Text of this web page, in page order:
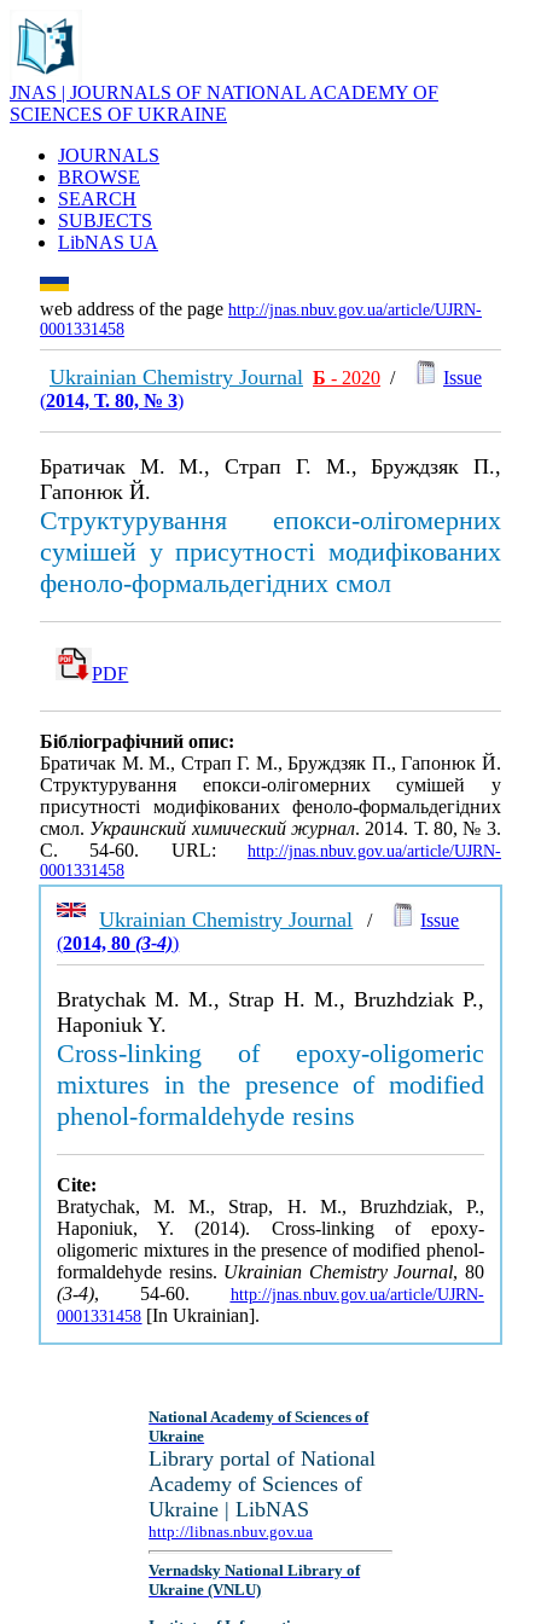
JNAS | JOURNALS OF NATIONAL ACADEMY OF
SCIENCES OF UKRAINE
JOURNALS
BROWSE
SEARCH
SUBJECTS
LibNAS UA
web address of the page http://jnas.nbuv.gov.ua/article/UJRN-
0001331458
Ukrainian Chemistry Journal Б - 2020 /
Issue
(2014, Т. 80, № 3)
Братичак М. М., Страп Г. М., Бруждзяк П.,
Гапонюк Й.
Структурування епокси-олігомерних
сумішей у присутності модифікованих
феноло-формальдегідних смол
PDF
Бібліографічний опис:
Братичак М. М., Страп Г. М., Бруждзяк П., Гапонюк Й.
Структурування епокси-олігомерних сумішей у
присутності модифікованих феноло-формальдегідних
смол. Украинский химический журнал. 2014. Т. 80, № 3.
С. 54-60. URL: http://jnas.nbuv.gov.ua/article/UJRN-
0001331458
Ukrainian Chemistry Journal /
Issue
(2014, 80(3-4))
Bratychak M. M., Strap H. M., Bruzhdziak P.,
Haponiuk Y.
Cross-linking of epoxy-oligomeric
mixtures in the presence of modified
phenol-formaldehyde resins
Cite:
Bratychak, M. M., Strap, H. M., Bruzhdziak, P.,
Haponiuk, Y. (2014). Cross-linking of epoxy-
oligomeric mixtures in the presence of modified phenol-
formaldehyde resins. Ukrainian Chemistry Journal, 80
(3-4), 54-60. http://jnas.nbuv.gov.ua/article/UJRN-
0001331458 [In Ukrainian].
National Academy of Sciences of
Ukraine
Library portal of National
Academy of Sciences of
Ukraine | LibNAS
http://libnas.nbuv.gov.ua
Vernadsky National Library of
Ukraine (VNLU)